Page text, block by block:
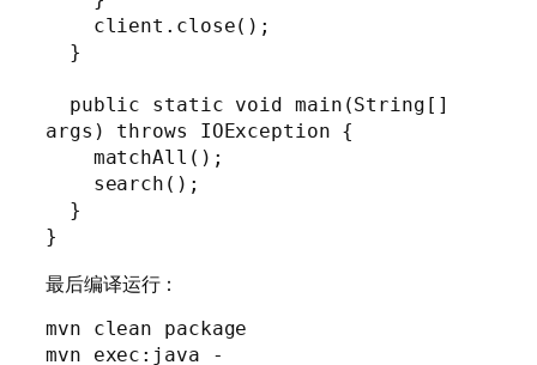
args) throws IOException {
}
最后编译运行：
mvn clean package
mvn exec:java -